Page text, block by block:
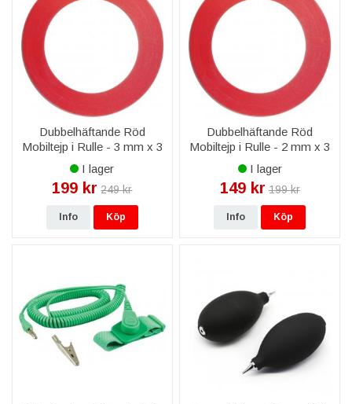
Dubbelhäftande Röd
Mobiltejp i Rulle - 3 mm x 3
M
I lager
199 kr 249 kr
Info Köp
Dubbelhäftande Röd
Mobiltejp i Rulle - 2 mm x 3
M
I lager
149 kr 199 kr
Info Köp